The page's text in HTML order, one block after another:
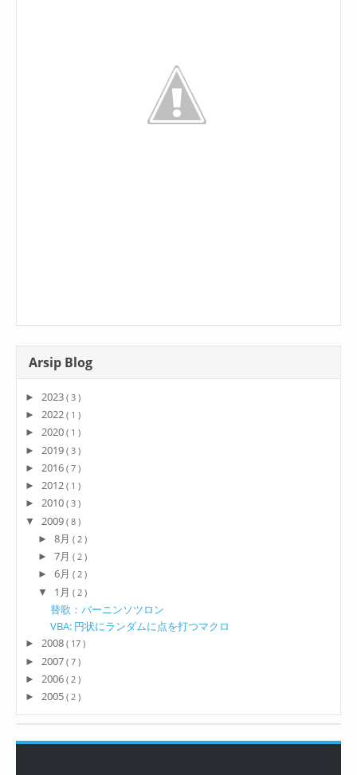
Arsip Blog
► 2023 ( 3 )
► 2022 ( 1 )
► 2020 ( 1 )
► 2019 ( 3 )
► 2016 ( 7 )
► 2012 ( 1 )
► 2010 ( 3 )
▼ 2009 ( 8 )
► 8月 ( 2 )
► 7月 ( 2 )
► 6月 ( 2 )
▼ 1月 ( 2 )
替歌：バーニンソツロン
VBA: 円状にランダムに点を打つマクロ
► 2008 ( 17 )
► 2007 ( 7 )
► 2006 ( 2 )
► 2005 ( 2 )